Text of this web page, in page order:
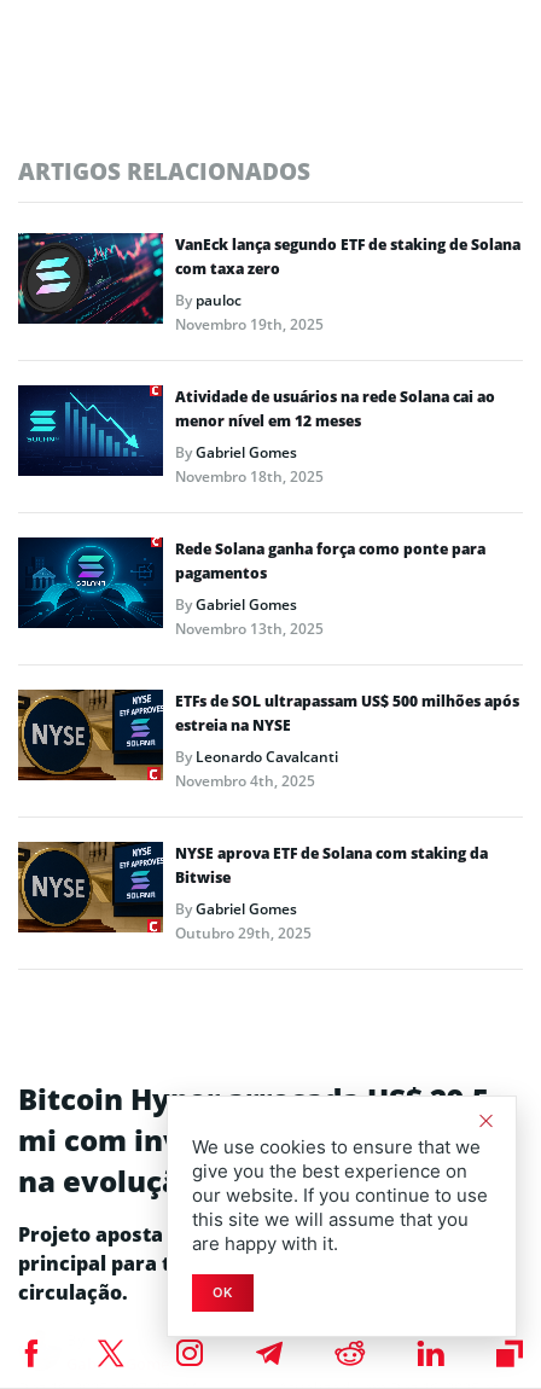
ARTIGOS RELACIONADOS
VanEck lança segundo ETF de staking de Solana
com taxa zero
Bypauloc
Novembro 19th, 2025
Atividade de usuários na rede Solana cai ao
menor nível em 12 meses
ByGabriel Gomes
Novembro 18th, 2025
Rede Solana ganha força como ponte para
pagamentos
ByGabriel Gomes
Novembro 13th, 2025
ETFs de SOL ultrapassam US$ 500 milhões após
estreia na NYSE
ByLeonardo Cavalcanti
Novembro 4th, 2025
NYSE aprova ETF de Solana com staking da
Bitwise
ByGabriel Gomes
Outubro 29th, 2025
Bitcoin Hyper arrecada US$ 29,5
mi com investidores apostando
na evolução do BTC
Projeto aposta em execução fora da blockchain
principal para transformar o BTC em ativo em
circulação.
Gabriel Gomes
We use cookies to ensure that we
give you the best experience on
our website. If you continue to use
this site we will assume that you
are happy with it.
OK